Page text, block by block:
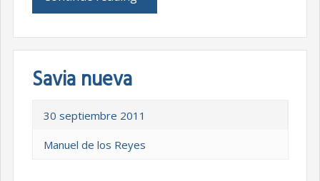
Savia nueva
30 septiembre 2011
Manuel de los Reyes